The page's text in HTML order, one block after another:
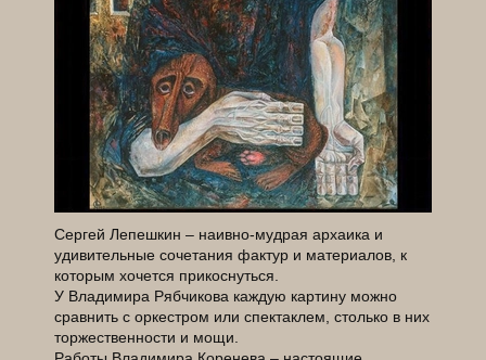
Сергей Лепешкин – наивно-мудрая архаика и
удивительные сочетания фактур и материалов, к
которым хочется прикоснуться.
У Владимира Рябчикова каждую картину можно
сравнить с оркестром или спектаклем, столько в них
торжественности и мощи.